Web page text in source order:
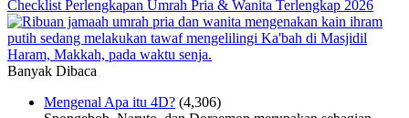
Checklist Perlengkapan Umrah Pria & Wanita Terlengkap 2026
Banyak Dibaca
Mengenal Apa itu 4D? (4,306)